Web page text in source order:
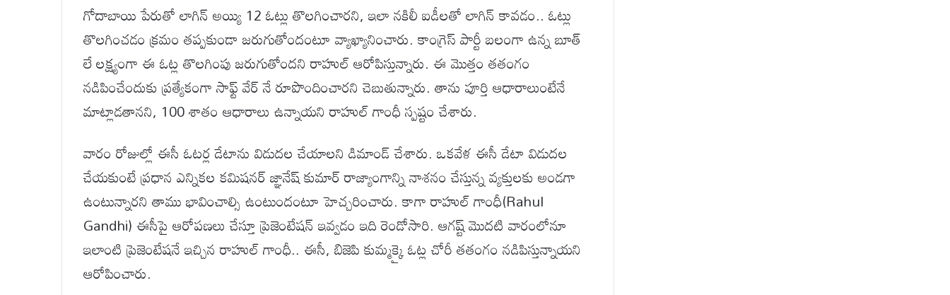
గోదాబాయి పేరుతో లాగిన్ అయ్యి 12 ఓట్లు తొలగించారని, ఇలా నకిలీ ఐడీలతో లాగిన్ కావడం.. ఓట్లు
తొలగించడం క్రమం తప్పకుండా జరుగుతోందంటూ వ్యాఖ్యానించారు. కాంగ్రెస్ పార్టీ బలంగా ఉన్న బూత్
లే లక్ష్యంగా ఈ ఓట్ల తొలగింపు జరుగుతోందని రాహుల్ ఆరోపిస్తున్నారు. ఈ మొత్తం తతంగం
నడిపించేందుకు ప్రత్యేకంగా సాఫ్ట్ వేర్ నే రూపొందించారని చెబుతున్నారు. తాను పూర్తి ఆధారాలుంటేనే
మాట్లాడతానని, 100 శాతం ఆధారాలు ఉన్నాయని రాహుల్ గాంధీ స్పష్టం చేశారు.
వారం రోజుల్లో ఈసీ ఓటర్ల డేటాను విడుదల చేయాలని డిమాండ్ చేశారు. ఒకవేళ ఈసీ డేటా విడుదల
చేయకుంటే ప్రధాన ఎన్నికల కమిషనర్ జ్ఞానేష్ కుమార్ రాజ్యాంగాన్ని నాశనం చేస్తున్న వ్యక్తులకు అండగా
ఉంటున్నారని తాము భావించాల్సి ఉంటుందంటూ హెచ్చరించారు. కాగా రాహుల్ గాంధీ(Rahul
Gandhi) ఈసీపై ఆరోపణలు చేస్తూ ప్రెజెంటేషన్ ఇవ్వడం ఇది రెండోసారి. ఆగష్ట్ మొదటి వారంలోనూ
ఇలాంటి ప్రెజెంటేషనే ఇచ్చిన రాహుల్ గాంధీ.. ఈసీ, బిజెపి కుమ్మక్కై ఓట్ల చోరీ తతంగం నడిపిస్తున్నాయని
ఆరోపించారు.